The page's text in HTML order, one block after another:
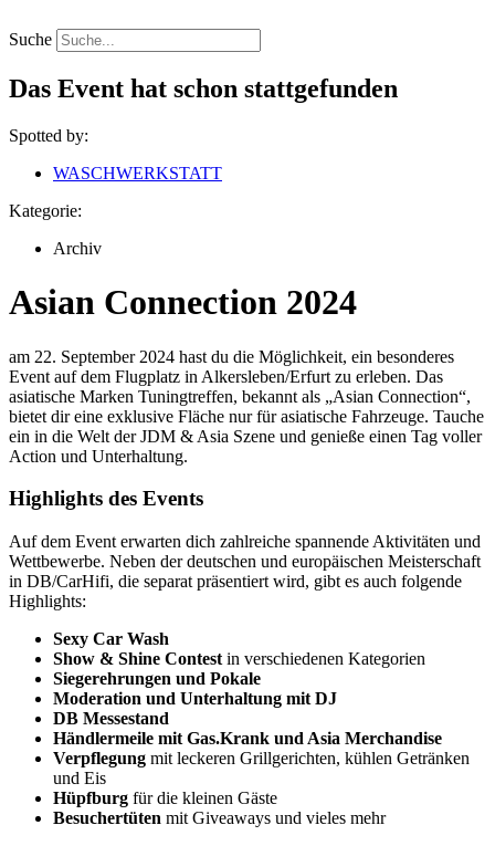
Inhalt
springen
Suche
Das Event hat schon stattgefunden
Spotted by:
WASCHWERKSTATT
Kategorie:
Archiv
Asian Connection 2024
am 22. September 2024 hast du die Möglichkeit, ein besonderes
Event auf dem Flugplatz in Alkersleben/Erfurt zu erleben. Das
asiatische Marken Tuningtreffen, bekannt als „Asian Connection“,
bietet dir eine exklusive Fläche nur für asiatische Fahrzeuge. Tauche
ein in die Welt der JDM & Asia Szene und genieße einen Tag voller
Action und Unterhaltung.
Highlights des Events
Auf dem Event erwarten dich zahlreiche spannende Aktivitäten und
Wettbewerbe. Neben der deutschen und europäischen Meisterschaft
in DB/CarHifi, die separat präsentiert wird, gibt es auch folgende
Highlights:
Sexy Car Wash
Show & Shine Contest in verschiedenen Kategorien
Siegerehrungen und Pokale
Moderation und Unterhaltung mit DJ
DB Messestand
Händlermeile mit Gas.Krank und Asia Merchandise
Verpflegung mit leckeren Grillgerichten, kühlen Getränken
und Eis
Hüpfburg für die kleinen Gäste
Besuchertüten mit Giveaways und vieles mehr